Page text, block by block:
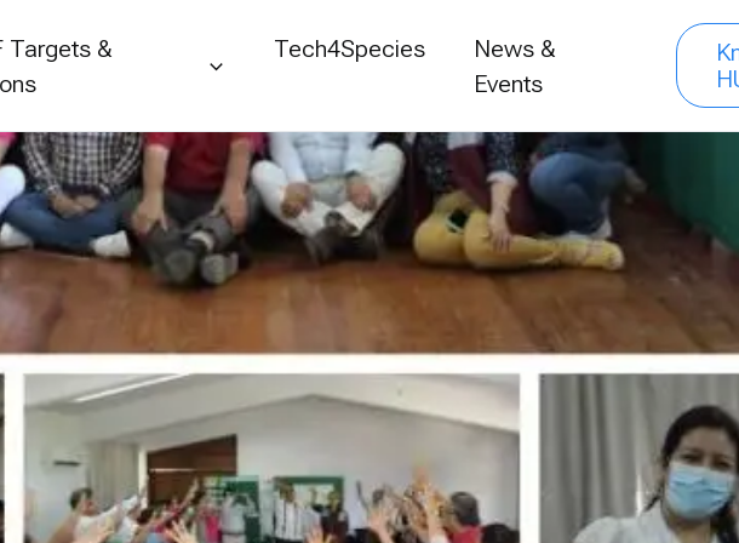
Targets &
Tech4Species
News &
Events